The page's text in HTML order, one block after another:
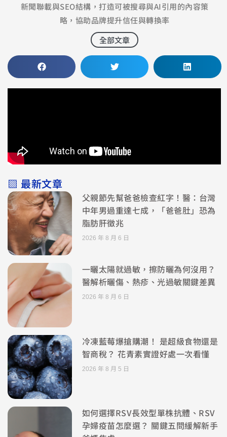
新聞聯載與SEO結構，打造可被搜尋與AI引用的內容策
略，協助品牌提升信任與轉換率
全部文章
▧ 最新文章
父親節先幫爸爸檢查紅字！醫：台灣
中年男過重達七成，「爸爸肚」恐為
脂肪肝徵兆
2026 年 8 月 6 日
一曬太陽就過敏，擦防曬為何沒用？
醫解析曬傷、熱疹、光過敏關鍵差異
2026 年 8 月 6 日
冷凍藍莓爆搶購潮！ 是超級食物還是
智商稅？ 花青素實證好處一次看懂
2026 年 8 月 5 日
如何選擇RSV長效型單株抗體、RSV
孕婦疫苗怎麼選？ 關鍵五問緩解新手